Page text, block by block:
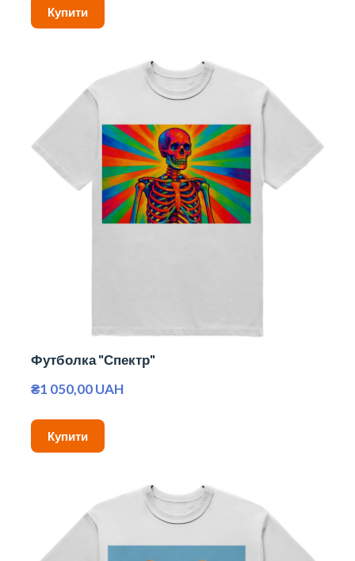
Купити
Футболка "Спектр"
₴1 050,00 UAH
Купити